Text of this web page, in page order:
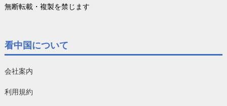
無断転載・複製を禁じます
看中国について
会社案内
利用規約